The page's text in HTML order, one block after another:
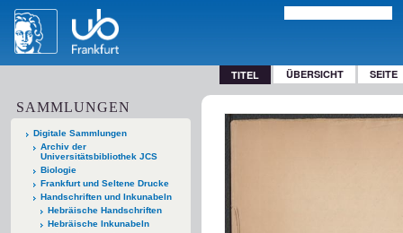
TITEL ÜBERSICHT SEITE
SAMMLUNGEN
Digitale Sammlungen
Archiv der
Universitätsbibliothek JCS
Biologie
Frankfurt und Seltene Drucke
Handschriften und Inkunabeln
Hebräische Handschriften
Hebräische Inkunabeln